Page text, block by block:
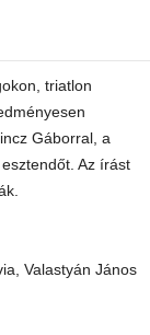
triatlon
Gáborral, a
Az írást
Valastyán János